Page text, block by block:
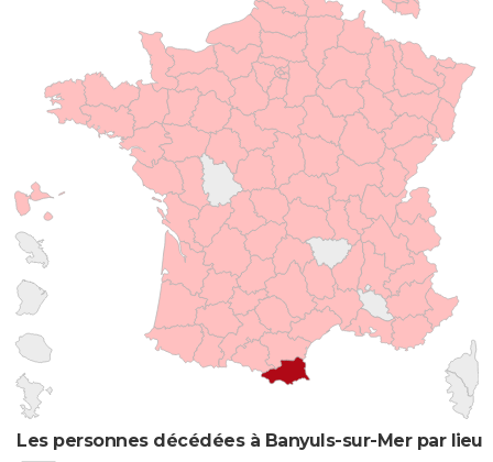
Les personnes décédées à Banyuls-sur-Mer par lieu